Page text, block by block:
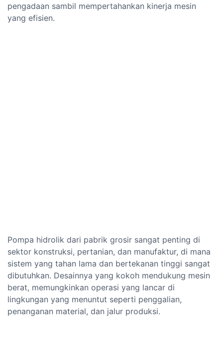
pengadaan sambil mempertahankan kinerja mesin
yang efisien.
Pompa hidrolik dari pabrik grosir sangat penting di
sektor konstruksi, pertanian, dan manufaktur, di mana
sistem yang tahan lama dan bertekanan tinggi sangat
dibutuhkan. Desainnya yang kokoh mendukung mesin
berat, memungkinkan operasi yang lancar di
lingkungan yang menuntut seperti penggalian,
penanganan material, dan jalur produksi.